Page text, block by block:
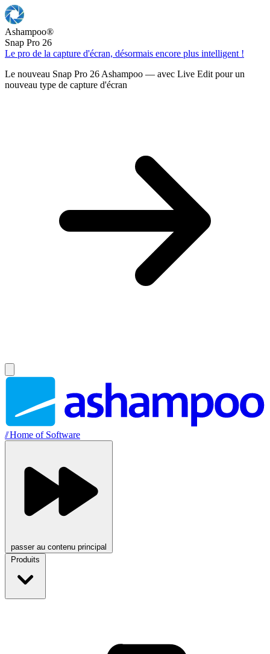
Ashampoo®
Snap Pro 26
Le pro de la capture d'écran, désormais encore plus intelligent !
Le nouveau Snap Pro 26 Ashampoo — avec Live Edit pour un
nouveau type de capture d'écran
//Home of Software
passer au contenu principal
Produits